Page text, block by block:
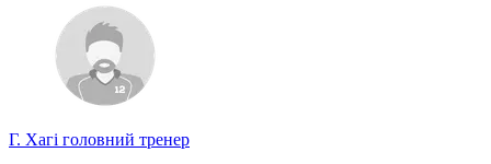
Г. Хагі головний тренер